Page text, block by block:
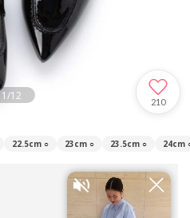
1/12 210
22.5cm ○ 23cm ○ 23.5cm ○ 24cm